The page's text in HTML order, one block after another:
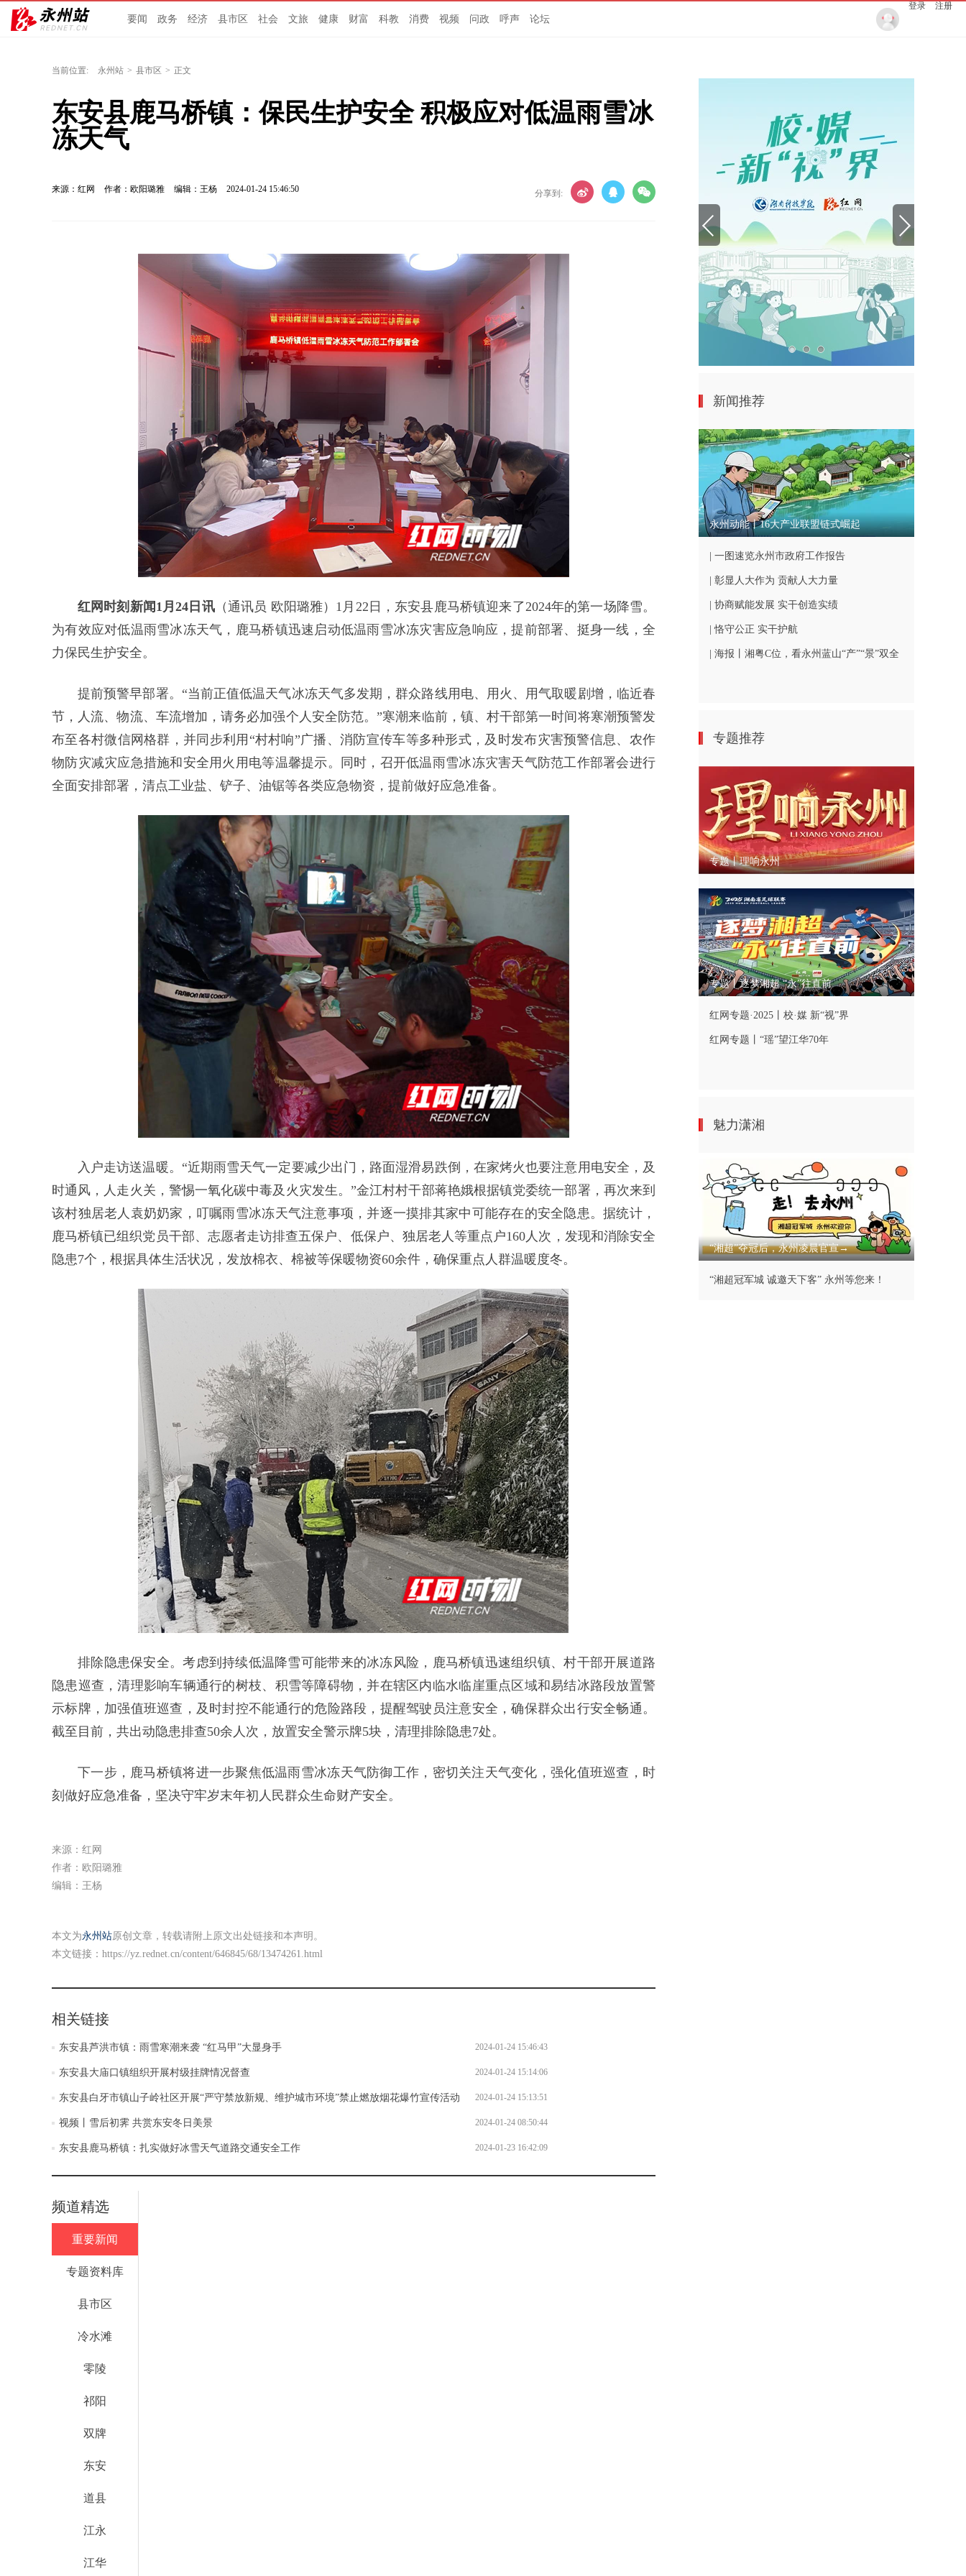
要闻 政务 经济 县市区 社会 文旅 健康 财富 科教 消费 视频 问政 呼声 论坛
登录 注册
当前位置: 永州站 > 县市区 > 正文
东安县鹿马桥镇：保民生护安全 积极应对低温雨雪冰
冻天气
来源：红网 作者：欧阳璐雅 编辑：王杨 2024-01-24 15:46:50 分享到:
红网时刻新闻1月24日讯（通讯员 欧阳璐雅）1月22日，东安县鹿马桥镇迎来了2024年的第一场降雪。
为有效应对低温雨雪冰冻天气，鹿马桥镇迅速启动低温雨雪冰冻灾害应急响应，提前部署、挺身一线，全
力保民生护安全。
提前预警早部署。“当前正值低温天气冰冻天气多发期，群众路线用电、用火、用气取暖剧增，临近春
节，人流、物流、车流增加，请务必加强个人安全防范。”寒潮来临前，镇、村干部第一时间将寒潮预警发
布至各村微信网格群，并同步利用“村村响”广播、消防宣传车等多种形式，及时发布灾害预警信息、农作
物防灾减灾应急措施和安全用火用电等温馨提示。同时，召开低温雨雪冰冻灾害天气防范工作部署会进行
全面安排部署，清点工业盐、铲子、油锯等各类应急物资，提前做好应急准备。
入户走访送温暖。“近期雨雪天气一定要减少出门，路面湿滑易跌倒，在家烤火也要注意用电安全，及
时通风，人走火关，警惕一氧化碳中毒及火灾发生。”金江村村干部蒋艳娥根据镇党委统一部署，再次来到
该村独居老人袁奶奶家，叮嘱雨雪冰冻天气注意事项，并逐一摸排其家中可能存在的安全隐患。据统计，
鹿马桥镇已组织党员干部、志愿者走访排查五保户、低保户、独居老人等重点户160人次，发现和消除安全
隐患7个，根据具体生活状况，发放棉衣、棉被等保暖物资60余件，确保重点人群温暖度冬。
排除隐患保安全。考虑到持续低温降雪可能带来的冰冻风险，鹿马桥镇迅速组织镇、村干部开展道路
隐患巡查，清理影响车辆通行的树枝、积雪等障碍物，并在辖区内临水临崖重点区域和易结冰路段放置警
示标牌，加强值班巡查，及时封控不能通行的危险路段，提醒驾驶员注意安全，确保群众出行安全畅通。
截至目前，共出动隐患排查50余人次，放置安全警示牌5块，清理排除隐患7处。
下一步，鹿马桥镇将进一步聚焦低温雨雪冰冻天气防御工作，密切关注天气变化，强化值班巡查，时
刻做好应急准备，坚决守牢岁末年初人民群众生命财产安全。
来源：红网
作者：欧阳璐雅
编辑：王杨
本文为永州站原创文章，转载请附上原文出处链接和本声明。
本文链接： https://yz.rednet.cn/content/646845/68/13474261.html
相关链接
东安县芦洪市镇：雨雪寒潮来袭 “红马甲”大显身手 2024-01-24 15:46:43
东安县大庙口镇组织开展村级挂牌情况督查 2024-01-24 15:14:06
东安县白牙市镇山子岭社区开展“严守禁放新规、维护城市环境”禁止燃放烟花爆竹宣传活动 2024-01-24 15:13:51
视频丨雪后初霁 共赏东安冬日美景 2024-01-24 08:50:44
东安县鹿马桥镇：扎实做好冰雪天气道路交通安全工作 2024-01-23 16:42:09
频道精选
重要新闻
专题资料库
县市区
冷水滩
零陵
祁阳
双牌
东安
道县
江永
江华
新闻推荐
永州动能丨16大产业联盟链式崛起
| 一图速览永州市政府工作报告
| 彰显人大作为 贡献人大力量
| 协商赋能发展 实干创造实绩
| 恪守公正 实干护航
| 海报丨湘粤C位，看永州蓝山“产”“景”双全
专题推荐
专题丨理响永州
专题丨逐梦湘超 “永”往直前
红网专题·2025丨校·媒 新“视”界
红网专题丨“瑶”望江华70年
魅力潇湘
“湘超”夺冠后，永州凌晨官宣→
“湘超冠军城 诚邀天下客” 永州等您来！